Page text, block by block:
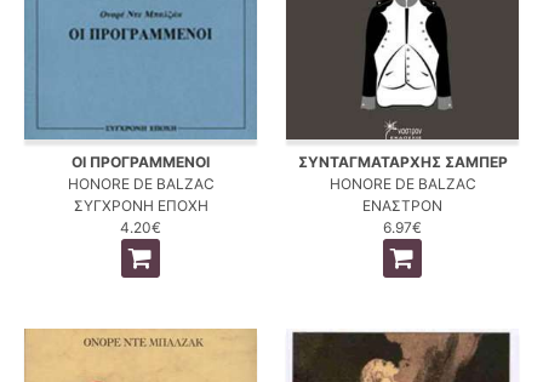
ΟΙ ΠΡΟΓΡΑΜΜΕΝΟΙ
HONORE DE BALZAC
ΣΥΓΧΡΟΝΗ ΕΠΟΧΗ
4.20€
ΣΥΝΤΑΓΜΑΤΑΡΧΗΣ ΣΑΜΠΕΡ
HONORE DE BALZAC
ΕΝΑΣΤΡΟΝ
6.97€